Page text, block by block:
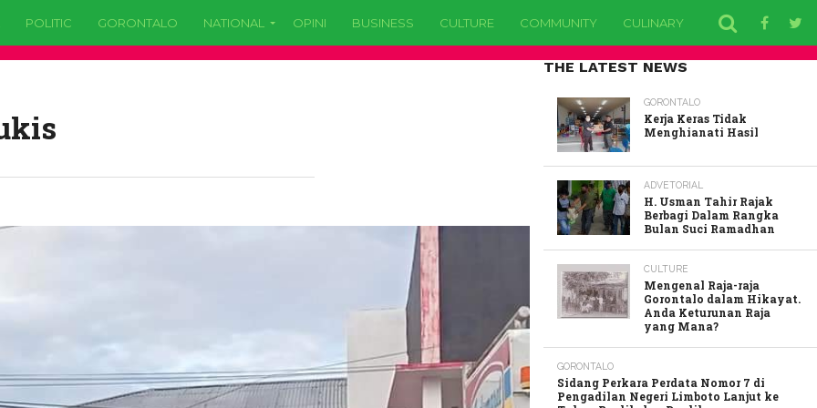
POLITIC GORONTALO NATIONAL OPINI BUSINESS CULTURE COMMUNITY CULINARY EDUCATION
THE LATEST NEWS
GORONTALO
Kerja Keras Tidak
Menghianati Hasil
ADVETORIAL
H. Usman Tahir Rajak
Berbagi Dalam Rangka
Bulan Suci Ramadhan
CULTURE
Mengenal Raja-raja
Gorontalo dalam Hikayat.
Anda Keturunan Raja
yang Mana?
GORONTALO
Sidang Perkara Perdata Nomor 7 di
Pengadilan Negeri Limboto Lanjut ke